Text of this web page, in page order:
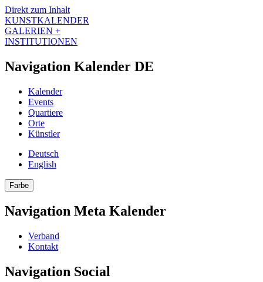
Direkt zum Inhalt
KUNSTKALENDER
GALERIEN +
INSTITUTIONEN
Navigation Kalender DE
Kalender
Events
Quartiere
Orte
Künstler
Deutsch
English
Farbe
Navigation Meta Kalender
Verband
Kontakt
Navigation Social